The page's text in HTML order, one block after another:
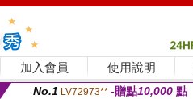
加入會員 使用說明
No.1 LV72973** -贈點10,000 點